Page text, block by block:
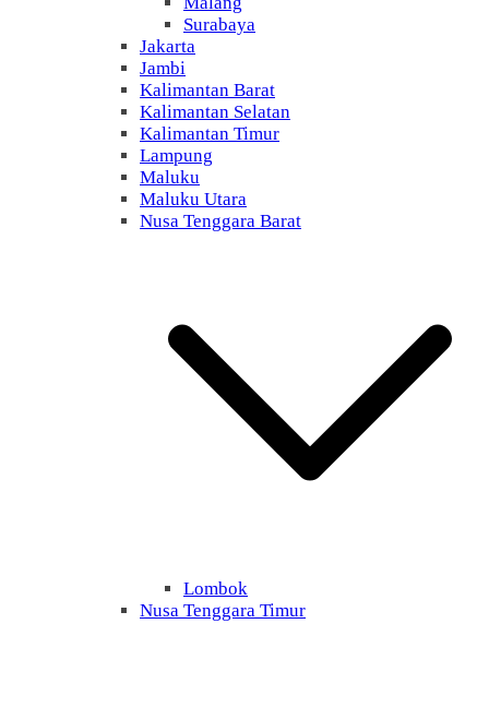
Surabaya
Jakarta
Jambi
Kalimantan Barat
Kalimantan Selatan
Kalimantan Timur
Lampung
Maluku
Maluku Utara
Nusa Tenggara Barat
Lombok
Nusa Tenggara Timur